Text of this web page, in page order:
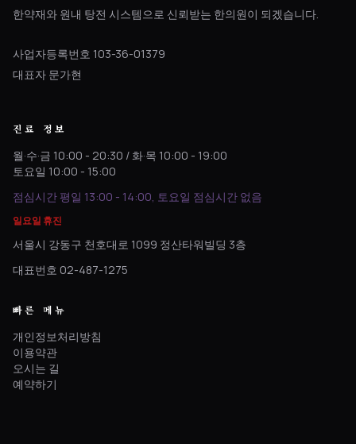
한약재와 원내 탕전 시스템으로 신뢰받는 한의원이 되겠습니다.
사업자등록번호 103-36-01379
대표자 문가현
진료 정보
월·수·금 10:00 - 20:30 / 화·목 10:00 - 19:00
토요일 10:00 - 15:00
점심시간 평일 13:00 - 14:00, 토요일 점심시간 없음
일요일 휴진
서울시 강동구 천호대로 1099 정산타워빌딩 3층
대표번호 02-487-1275
빠른 메뉴
개인정보처리방침
이용약관
오시는 길
예약하기